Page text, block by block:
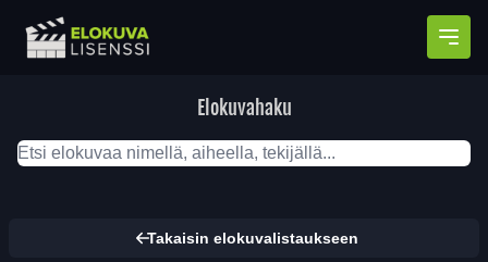
Elokuvahaku
Takaisin elokuvalistaukseen